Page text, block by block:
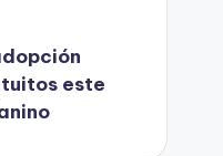
este